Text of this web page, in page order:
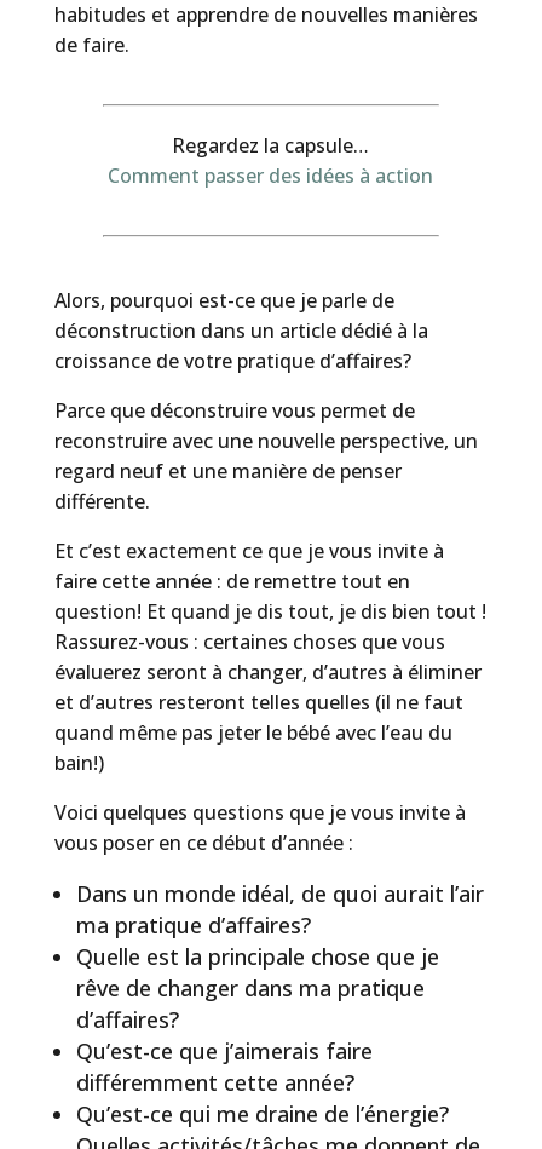
habitudes et apprendre de nouvelles manières
de faire.
Regardez la capsule…
Comment passer des idées à action
Alors, pourquoi est-ce que je parle de
déconstruction dans un article dédié à la
croissance de votre pratique d’affaires?
Parce que déconstruire vous permet de
reconstruire avec une nouvelle perspective, un
regard neuf et une manière de penser
différente.
Et c’est exactement ce que je vous invite à
faire cette année : de remettre tout en
question! Et quand je dis tout, je dis bien tout !
Rassurez-vous : certaines choses que vous
évaluerez seront à changer, d’autres à éliminer
et d’autres resteront telles quelles (il ne faut
quand même pas jeter le bébé avec l’eau du
bain!)
Voici quelques questions que je vous invite à
vous poser en ce début d’année :
Dans un monde idéal, de quoi aurait l’air
ma pratique d’affaires?
Quelle est la principale chose que je
rêve de changer dans ma pratique
d’affaires?
Qu’est-ce que j’aimerais faire
différemment cette année?
Qu’est-ce qui me draine de l’énergie?